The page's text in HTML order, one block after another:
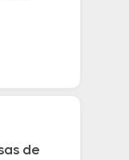
de